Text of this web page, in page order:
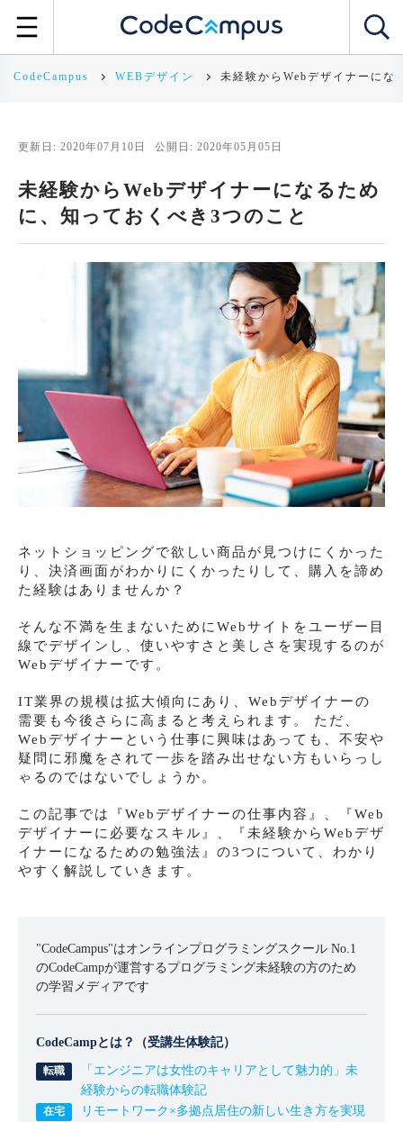
CodeCampus WEBデザイン 未経験からWebデザイナーにな
更新日: 2020年07月10日 公開日: 2020年05月05日
未経験からWebデザイナーになるため
に、知っておくべき3つのこと
ネットショッピングで欲しい商品が見つけにくかった
り、決済画面がわかりにくかったりして、購入を諦め
た経験はありませんか？
そんな不満を生まないためにWebサイトをユーザー目
線でデザインし、使いやすさと美しさを実現するのが
Webデザイナーです。
IT業界の規模は拡大傾向にあり、Webデザイナーの
需要も今後さらに高まると考えられます。 ただ、
Webデザイナーという仕事に興味はあっても、不安や
疑問に邪魔をされて一歩を踏み出せない方もいらっし
ゃるのではないでしょうか。
この記事では『Webデザイナーの仕事内容』、『Web
デザイナーに必要なスキル』、『未経験からWebデザ
イナーになるための勉強法』の3つについて、わかり
やすく解説していきます。
"CodeCampus"はオンラインプログラミングスクール No.1
のCodeCampが運営するプログラミング未経験の方のため
の学習メディアです
CodeCampとは？（受講生体験記）
「エンジニアは女性のキャリアとして魅力的」未
経験からの転職体験記
リモートワーク×多拠点居住の新しい生き方を実現